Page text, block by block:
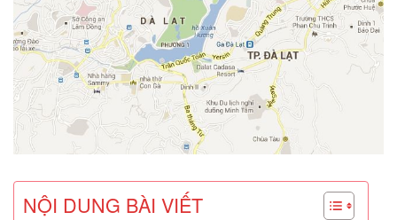
NỘI DUNG BÀI VIẾT